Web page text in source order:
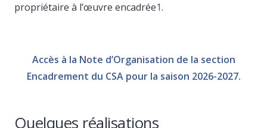
propriétaire à l’œuvre encadrée1.
Accès à la Note d’Organisation de la section
Encadrement du CSA pour la saison 2026-2027.
Quelques réalisations